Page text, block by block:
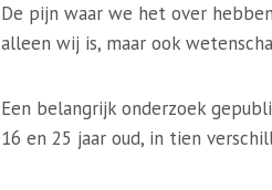
De pijn waar we het over
alleen wij is, maar ook
Een belangrijk onderzoek
16 en 25 jaar oud, in tien